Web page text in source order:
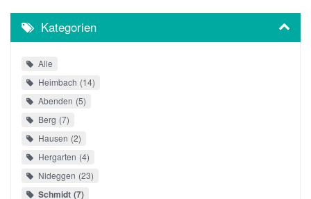
Kategorien
Alle
Heimbach 14
Abenden 5
Berg 7
Hausen 2
Hergarten 4
Nideggen 23
Schmidt 7